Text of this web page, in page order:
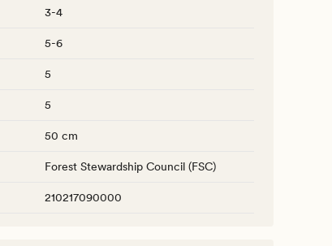
3-4
5-6
5
5
50 cm
Forest Stewardship Council (FSC)
210217090000